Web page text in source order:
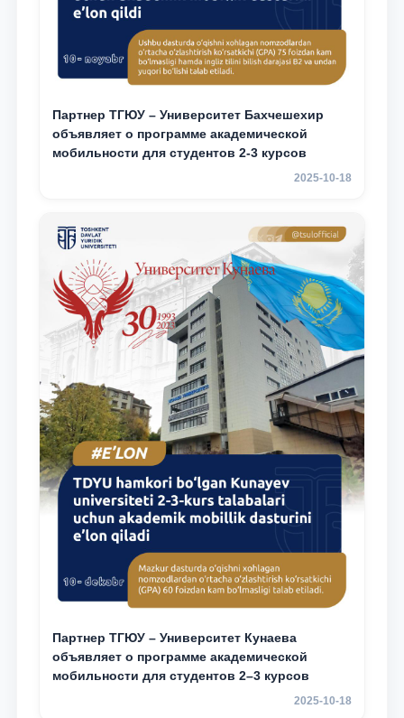
Партнер ТГЮУ – Университет Бахчешехир
объявляет о программе академической
мобильности для студентов 2-3 курсов
2025-10-18
Партнер ТГЮУ – Университет Кунаева
объявляет о программе академической
мобильности для студентов 2–3 курсов
2025-10-18